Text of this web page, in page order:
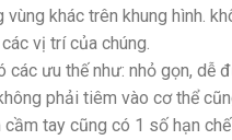
vùng khác trên khung hình.
vị trí của chúng.
các ưu thế như: nhỏ gọn, dễ
phải tiêm vào cơ thể
tay cũng có 1 số hạn